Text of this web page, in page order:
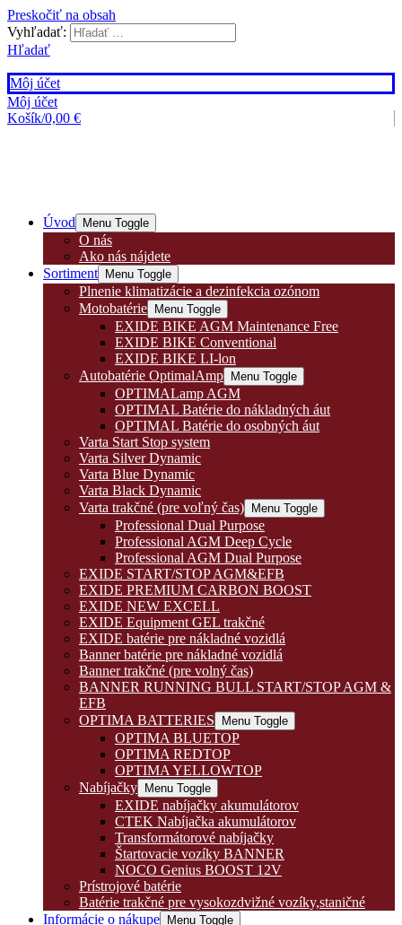
Preskočiť na obsah
Vyhľadať:
Hľadať
Môj účet
Môj účet
Košík/0,00 €
Úvod Menu Toggle
O nás
Ako nás nájdete
Sortiment
Menu Toggle
Plnenie klimatizácie a dezinfekcia ozónom
Motobatérie
Menu Toggle
EXIDE BIKE AGM Maintenance Free
EXIDE BIKE Conventional
EXIDE BIKE LI-lon
Autobatérie OptimalAmp
Menu Toggle
OPTIMALamp AGM
OPTIMAL Batérie do nákladných áut
OPTIMAL Batérie do osobných áut
Varta Start Stop system
Varta Silver Dynamic
Varta Blue Dynamic
Varta Black Dynamic
Varta trakčné (pre voľný čas)
Menu Toggle
Professional Dual Purpose
Professional AGM Deep Cycle
Professional AGM Dual Purpose
EXIDE START/STOP AGM&EFB
EXIDE PREMIUM CARBON BOOST
EXIDE NEW EXCELL
EXIDE Equipment GEL trakčné
EXIDE batérie pre nákladné vozidlá
Banner batérie pre nákladné vozidlá
Banner trakčné (pre volný čas)
BANNER RUNNING BULL START/STOP AGM &
EFB
OPTIMA BATTERIES
Menu Toggle
OPTIMA BLUETOP
OPTIMA REDTOP
OPTIMA YELLOWTOP
Nabíjačky
Menu Toggle
EXIDE nabíjačky akumulátorov
CTEK Nabíjačka akumulátorov
Transformátorové nabíjačky
Štartovacie vozíky BANNER
NOCO Genius BOOST 12V
Prístrojové batérie
Batérie trakčné pre vysokozdvižné vozíky,staničné
Informácie o nákupe
Menu Toggle